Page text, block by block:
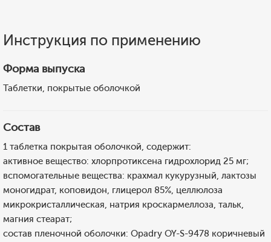
Инструкция по применению
Форма выпуска
Таблетки, покрытые оболочкой
Состав
1 таблетка покрытая оболочкой, содержит:
активное вещество: хлорпротиксена гидрохлорид 25 мг;
вспомогательные вещества: крахмал кукурузный, лактозы
моногидрат, коповидон, глицерол 85%, целлюлоза
микрокристаллическая, натрия кроскармеллоза, тальк,
магния стеарат;
состав пленочной оболочки: Opadry OY-S-9478 коричневый